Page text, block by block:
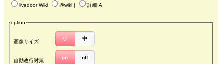
livedoor Wiki @wiki 詳細 A
option
画像サイズ
小 中
自動改行対策
on off